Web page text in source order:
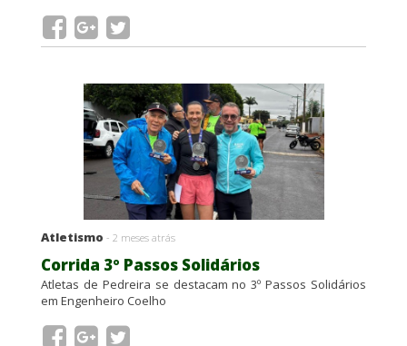
Atletismo - 2 meses atrás
Corrida 3º Passos Solidários
Atletas de Pedreira se destacam no 3º Passos Solidários
em Engenheiro Coelho